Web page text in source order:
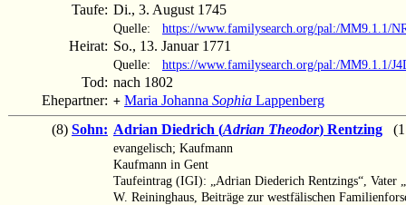
Taufe: Di., 3. August 1745
Quelle: https://www.familysearch.org/pal:/MM9.1.1/
Heirat: So., 13. Januar 1771
Quelle: https://www.familysearch.org/pal:/MM9.1.1/
Tod: nach 1802
Ehepartner: + Maria Johanna Sophia Lappenberg
(8) Sohn: Adrian Diedrich (Adrian Theodor) Rentzing
evangelisch; Kaufmann
Kaufmann in Gent
Taufeintrag (IGI): „Adrian Diederich Rentzings“, Vater
W. Reininghaus, Beiträge zur westfälischen